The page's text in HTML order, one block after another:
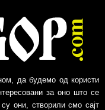
да будемо од користи
за оно што се
они, створили смо сајт